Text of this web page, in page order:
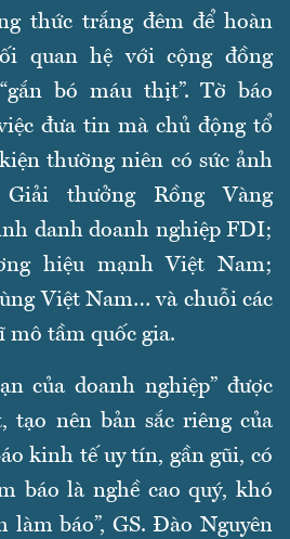
thức trắng đêm để hoàn
quan hệ với cộng đồng
bó máu thịt”. Tờ báo
đưa tin mà chủ động tổ
thường niên có sức ảnh
thưởng Rồng Vàng
danh doanh nghiệp FDI;
hiệu mạnh Việt Nam;
Việt Nam… và chuỗi các
mô tầm quốc gia.
của doanh nghiệp” được
tạo nên bản sắc riêng của
kinh tế uy tín, gần gũi, có
báo là nghề cao quý, khó
làm báo”, GS. Đào Nguyên